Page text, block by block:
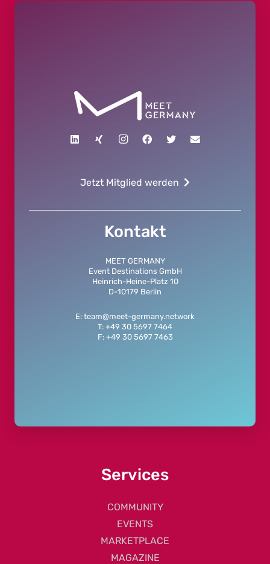
Jetzt Mitglied werden
Kontakt
MEET GERMANY
Event Destinations GmbH
Heinrich-Heine-Platz 10
D-10179 Berlin
E: team@meet-germany.network
T: +49 30 5697 7464
F: +49 30 5697 7463
Services
COMMUNITY
EVENTS
MARKETPLACE
MAGAZINE